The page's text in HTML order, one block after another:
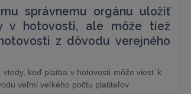
správnemu orgánu uložiť
v hotovosti, ale môže tiež
z dôvodu verejného
keď platba v hotovosti môže viesť k
veľmi veľkého počtu platiteľov